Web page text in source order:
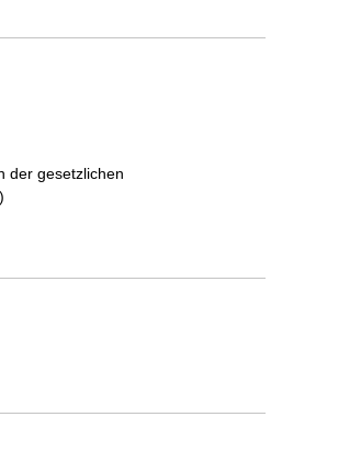
der gesetzlichen